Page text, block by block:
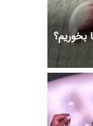
بخوریم؟